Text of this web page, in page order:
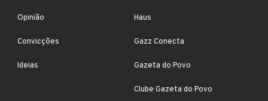
Opinião
Convicções
Ideias
Haus
Gazz Conecta
Gazeta do Povo
Clube Gazeta do Povo